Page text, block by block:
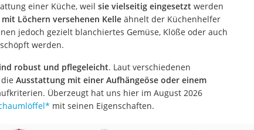
Spülmaschinentabs
Akku-Staubsauger
Eierkocher
AEG-Waschmaschine
Saug-Wisch-Roboter
Handstaubsauger
einer Küche, weil sie vielseitig eingesetzt werden
Löchern versehenen Kelleähnelt der Küchenhelfer
jedoch gezielt blanchiertes Gemüse, Klöße oder auch
werden.
robust und pflegeleicht. Laut verschiedenen
Ausstattung mit einer Aufhängeöse oder einem
Überzeugt hat uns hier im August 2026
* mit seinen Eigenschaften.